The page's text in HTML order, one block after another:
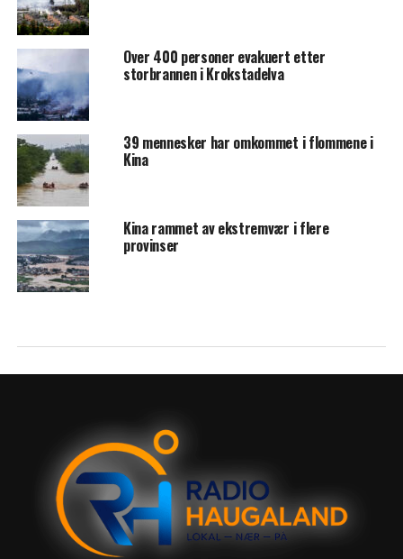
Over 400 personer evakuert etter
storbrannen i Krokstadelva
39 mennesker har omkommet i flommene i
Kina
Kina rammet av ekstremvær i flere
provinser